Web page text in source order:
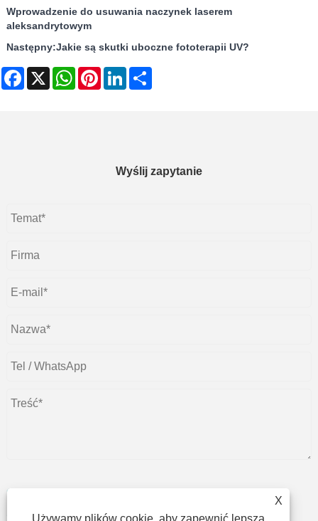
Wprowadzenie do usuwania naczynek laserem
aleksandrytowym
Następny:Jakie są skutki uboczne fototerapii UV?
Facebook
X WhatsAppPinterestLinkedIn
Wyślij zapytanie
X
Używamy plików cookie, aby zapewnić lepszą